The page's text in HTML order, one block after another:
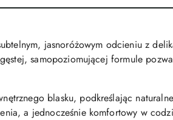
jasnoróżowym odcieniu z
samopoziomującej formule
blasku, podkreślając
a jednocześnie komfortowy w